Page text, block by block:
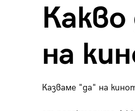
на
Казваме "да" на